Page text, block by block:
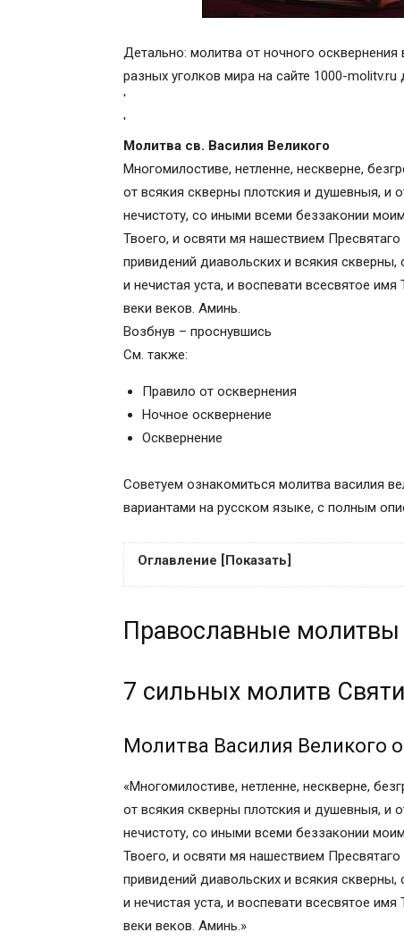
Детально: молитва от ночного
разных уголков мира на сайте 1000-
'
'
Молитва св. Василия Великого
Многомилостиве, нетленне, нескверне,
от всякия скверны плотския и душевныя,
нечистоту, со иными всеми беззаконии
Твоего, и освяти мя нашествием
привидений диавольских и всякия
и нечистая уста, и воспевати всесвятое
веки веков. Аминь.
Возбнув – проснувшись
См. также:
Правило от осквернения
Ночное осквернение
Осквернение
Советуем ознакомиться молитва василия
вариантами на русском языке, с полным
Оглавление [Показать]
7 сильных молитв Святителю Василию
Молитва Василия Великого на изгнание
Молитва святому Василию Великому от
Краткая молитва святителю Василию
Молитва василия великого от ночного
Сильные молитвы святителю Василию
Популярные молитвы:
Правило от осквернения
И тропари сия, глас 7
Молитва первая, святого Василия
Православные
7 сильных молитв
Молитва Василия Великого
«Многомилостиве, нетленне, нескверне,
от всякия скверны плотския и душевныя,
нечистоту, со иными всеми беззаконии
Твоего, и освяти мя нашествием
привидений диавольских и всякия
и нечистая уста, и воспевати всесвятое
веки веков. Аминь.»